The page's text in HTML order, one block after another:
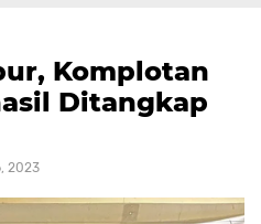
Komplotan
Ditangkap
2023